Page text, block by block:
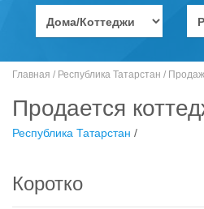
Главная / Республика Татарстан /
Продается
Республика Татарстан /
Коротко